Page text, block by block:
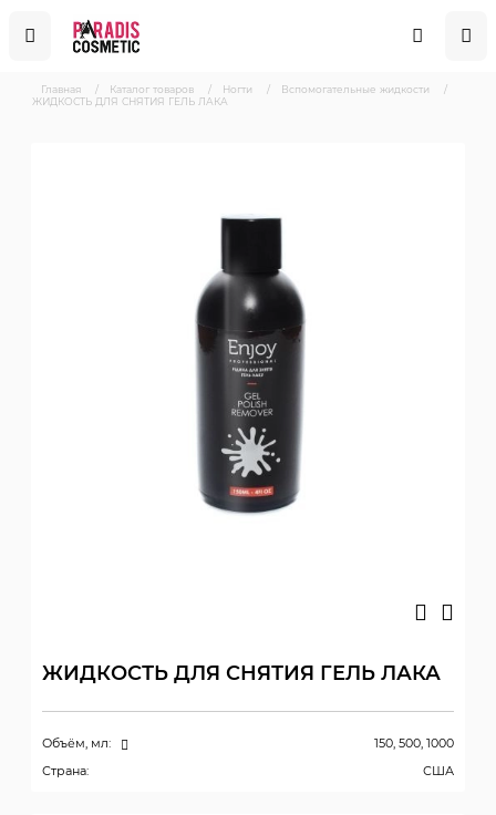
Главная / Каталог товаров / Ногти / Вспомогательные жидкости
/
ЖИДКОСТЬ ДЛЯ СНЯТИЯ ГЕЛЬ ЛАКА
ЖИДКОСТЬ ДЛЯ СНЯТИЯ ГЕЛЬ ЛАКА
Объём, мл:
150, 500, 1000
Страна:
США